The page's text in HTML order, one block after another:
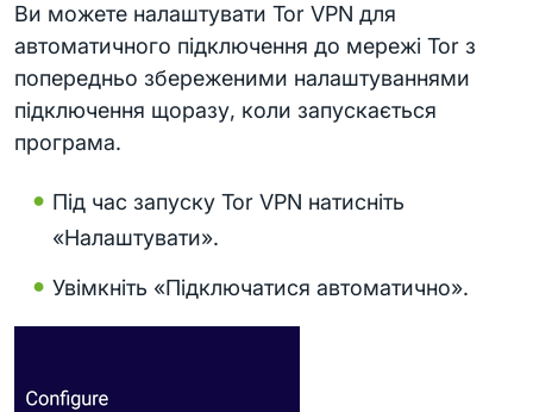
Ви можете налаштувати Tor VPN для
автоматичного підключення до мережі Tor з
попередньо збереженими налаштуваннями
підключення щоразу, коли запускається
програма.
Під час запуску Tor VPN натисніть
«Налаштувати».
Увімкніть «Підключатися автоматично».